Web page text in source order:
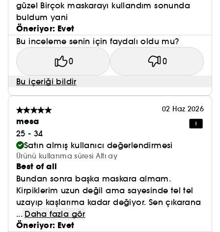
güzel Birçok maskarayı kullandım sonunda
buldum yani
Öneriyor: Evet
Bu inceleme senin için faydalı oldu mu?
0 0
Bu içeriği bildir
02 Haz 2026
mesa
25 - 34
Satın almış kullanıcı değerlendirmesi
Ürünü kullanma süresi Altı ay
Best of all
Bundan sonra başka maskara almam.
Kirpiklerim uzun değil ama sayesinde tel tel
uzayıp kaşlarıma kadar değiyor. Sen çıkarana
... Daha fazla gör
Öneriyor: Evet